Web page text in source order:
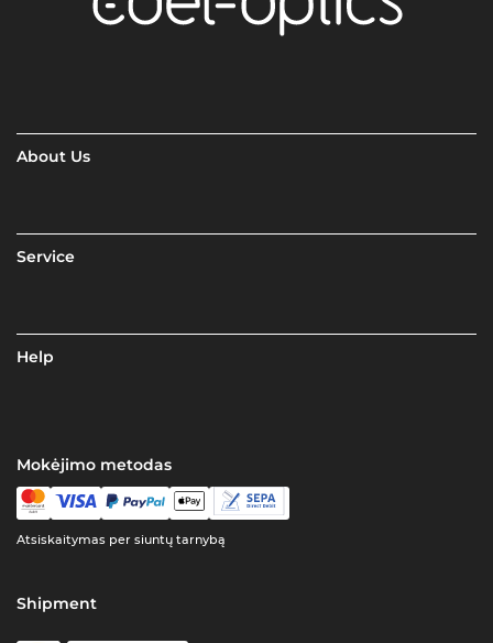
About Us
Service
Help
Mokėjimo metodas
Atsiskaitymas per siuntų tarnybą
Shipment